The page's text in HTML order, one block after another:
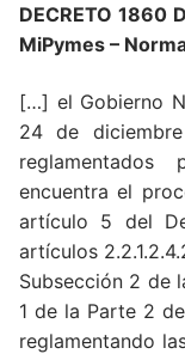
DECRETO 1860
MiPymes –
[…] el Gobierno
24 de
encuentra el
artículo 5 del
artículos
Subsección 2 de
1 de la Parte 2
reglamentando